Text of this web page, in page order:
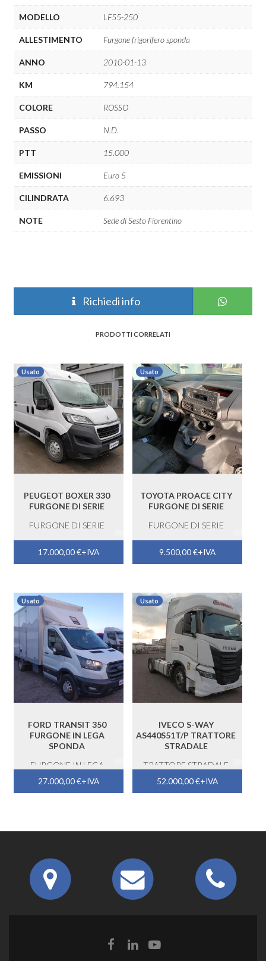
MODELLO LF55-250
ALLESTIMENTO Furgone frigorifero sponda
ANNO 2010-01-13
KM 794.154
COLORE ROSSO
PASSO N.D.
PTT 15.000
EMISSIONI Euro 5
CILINDRATA 6.693
NOTE Sede di Sesto Fiorentino
Richiedi info
PRODOTTI CORRELATI
Usato
PEUGEOT BOXER 330
FURGONE DI SERIE
FURGONE DI SERIE
17.000,00€+IVA
Usato
TOYOTA PROACE CITY
FURGONE DI SERIE
FURGONE DI SERIE
9.500,00€+IVA
Usato
FORD TRANSIT 350
FURGONE IN LEGA
SPONDA
FURGONE IN LEGA
27.000,00€+IVA
Usato
IVECO S-WAY
AS440S51T/P TRATTORE
STRADALE
TRATTORE STRADALE
52.000,00€+IVA